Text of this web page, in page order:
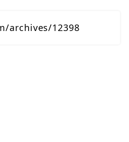
archives/12398